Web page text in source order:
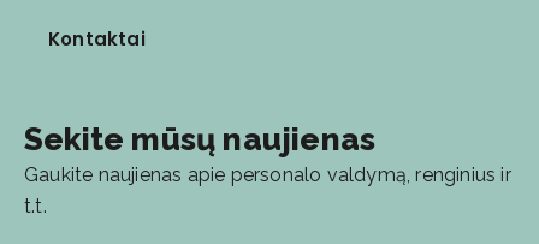
Kontaktai
Sekite mūsų naujienas
Gaukite naujienas apie personalo valdymą, renginius ir
t.t.